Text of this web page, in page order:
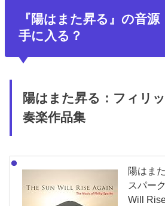
『陽はまた昇る 』 の音源
手に入る？
陽はまた昇る：フィリ
奏楽作品集
陽はま
スパー
Will